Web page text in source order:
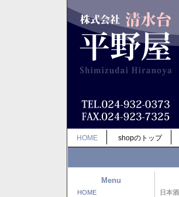
HOME shopのトップ
Menu
HOME 日本酒